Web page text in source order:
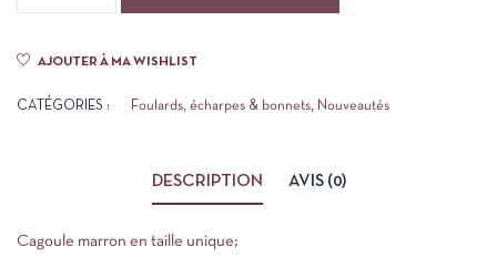
AJOUTER À MA WISHLIST
CATÉGORIES : Foulards, écharpes & bonnets, Nouveautés
DESCRIPTION AVIS (0)
Cagoule marron en taille unique;